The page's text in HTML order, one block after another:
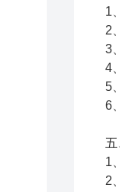
1
2
3
4
5
6
1
2